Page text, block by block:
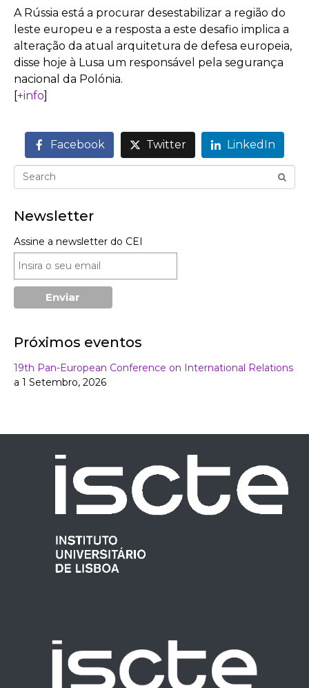
A Rússia está a procurar desestabilizar a região do
leste europeu e a resposta a este desafio implica a
alteração da atual arquitetura de defesa europeia,
disse hoje à Lusa um responsável pela segurança
nacional da Polónia.
[+info]
Facebook Twitter LinkedIn
Newsletter
Assine a newsletter do CEI
Próximos eventos
19th Pan-European Conference on International Relations
a 1 Setembro, 2026